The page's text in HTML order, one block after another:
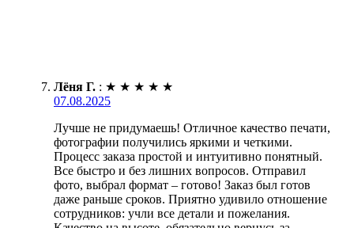
Лёня Г. : ★ ★ ★ ★ ★
07.08.2025
Лучше не придумаешь! Отличное качество печати,
фотографии получились яркими и четкими.
Процесс заказа простой и интуитивно понятный.
Все быстро и без лишних вопросов. Отправил
фото, выбрал формат – готово! Заказ был готов
даже раньше сроков. Приятно удивило отношение
сотрудников: учли все детали и пожелания.